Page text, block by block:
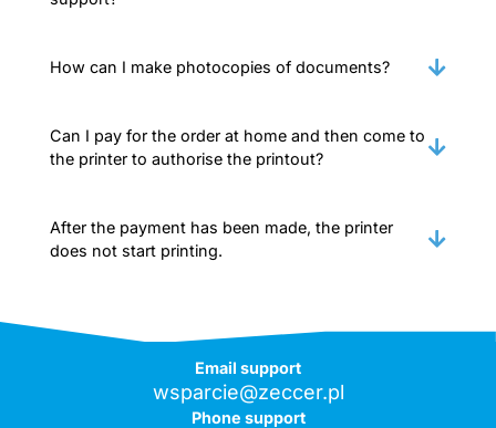
How can I make photocopies of documents?
Can I pay for the order at home and then come to
the printer to authorise the printout?
After the payment has been made, the printer
does not start printing.
Email support
wsparcie@zeccer.pl
Phone support